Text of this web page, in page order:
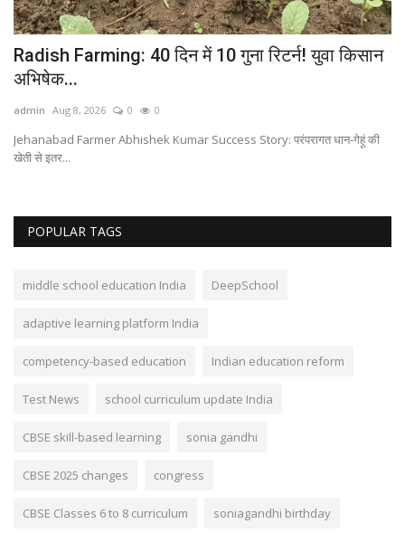
Radish Farming: 40 दिन में 10 गुना रिटर्न! युवा किसान
अभिषेक...
admin Aug 8, 2026 0 0
Jehanabad Farmer Abhishek Kumar Success Story: परंपरागत धान-गेहूं की
खेती से इतर...
POPULAR TAGS
middle school education India DeepSchool
adaptive learning platform India
competency-based education Indian education reform
Test News school curriculum update India
CBSE skill-based learning sonia gandhi
CBSE 2025 changes congress
CBSE Classes 6 to 8 curriculum soniagandhi birthday